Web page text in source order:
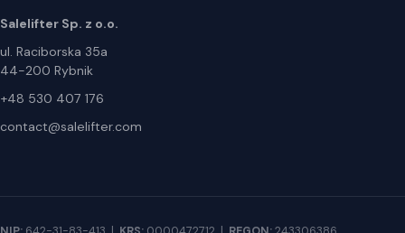
Salelifter Sp. z o.o.
ul. Raciborska 35a
44-200 Rybnik
+48 530 407 176
contact@salelifter.com